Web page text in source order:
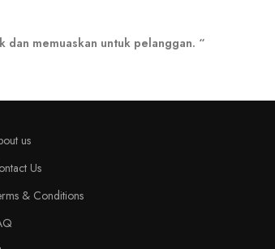
memuaskan untuk pelanggan. “
us
Us
& Conditions